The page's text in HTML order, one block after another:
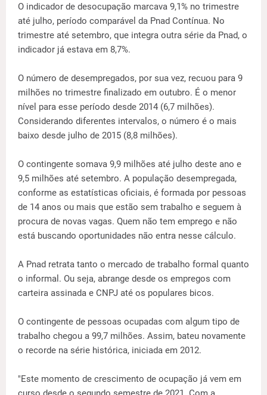
O indicador de desocupação marcava 9,1% no trimestre
até julho, período comparável da Pnad Contínua. No
trimestre até setembro, que integra outra série da Pnad, o
indicador já estava em 8,7%.
O número de desempregados, por sua vez, recuou para 9
milhões no trimestre finalizado em outubro. É o menor
nível para esse período desde 2014 (6,7 milhões).
Considerando diferentes intervalos, o número é o mais
baixo desde julho de 2015 (8,8 milhões).
O contingente somava 9,9 milhões até julho deste ano e
9,5 milhões até setembro. A população desempregada,
conforme as estatísticas oficiais, é formada por pessoas
de 14 anos ou mais que estão sem trabalho e seguem à
procura de novas vagas. Quem não tem emprego e não
está buscando oportunidades não entra nesse cálculo.
A Pnad retrata tanto o mercado de trabalho formal quanto
o informal. Ou seja, abrange desde os empregos com
carteira assinada e CNPJ até os populares bicos.
O contingente de pessoas ocupadas com algum tipo de
trabalho chegou a 99,7 milhões. Assim, bateu novamente
o recorde na série histórica, iniciada em 2012.
"Este momento de crescimento de ocupação já vem em